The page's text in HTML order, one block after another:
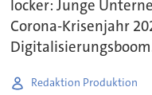
locker: Junge
Corona-Krisenjahr
Redaktion Produktion